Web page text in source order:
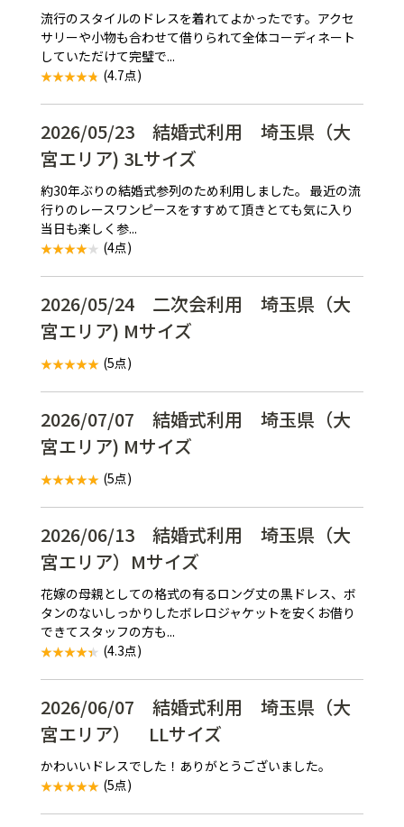
流行のスタイルのドレスを着れてよかったです。アクセ
サリーや小物も合わせて借りられて全体コーディネート
していただけて完璧で...
(4.7点)
2026/05/23 結婚式利用 埼玉県（大
宮エリア) 3Lサイズ
約30年ぶりの結婚式参列のため利用しました。 最近の流
行りのレースワンピースをすすめて頂きとても気に入り
当日も楽しく参...
(4点)
2026/05/24 二次会利用 埼玉県（大
宮エリア) Mサイズ
(5点)
2026/07/07 結婚式利用 埼玉県（大
宮エリア) Mサイズ
(5点)
2026/06/13 結婚式利用 埼玉県（大
宮エリア）Mサイズ
花嫁の母親としての格式の有るロング丈の黒ドレス、ボ
タンのないしっかりしたボレロジャケットを安くお借り
できてスタッフの方も...
(4.3点)
2026/06/07 結婚式利用 埼玉県（大
宮エリア） LLサイズ
かわいいドレスでした！ありがとうございました。
(5点)